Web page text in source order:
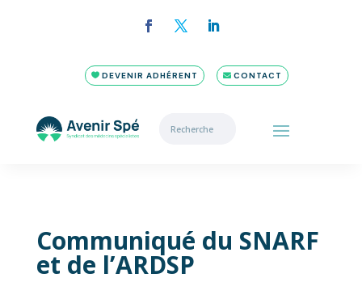
DEVENIR ADHÉRENT CONTACT
Communiqué du SNARF
et de l’ARDSP